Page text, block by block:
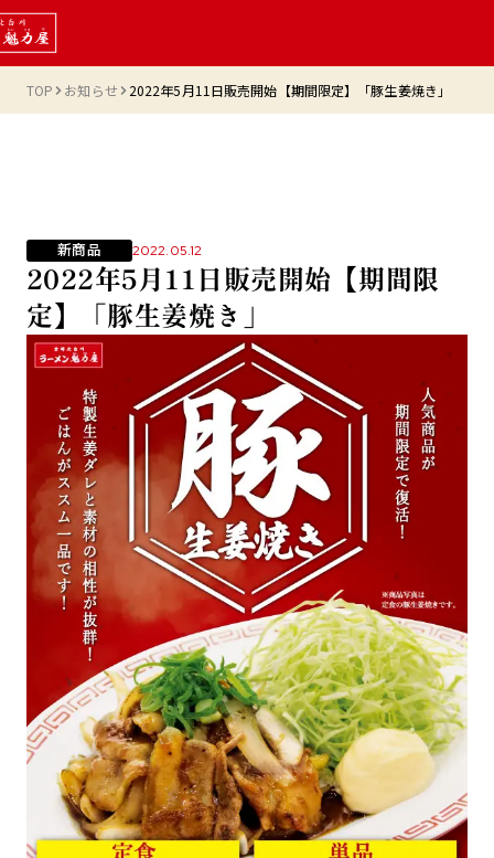
TOP お知らせ 2022年5月11日販売開始【期間限定】「豚生姜焼き」
新商品 2022.05.12
2022年5月11日販売開始【期間限
定】「豚生姜焼き」